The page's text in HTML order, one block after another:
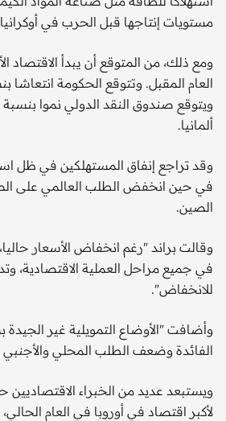
مستويات إنتاجها قبل الحرب في
ومع ذلك، من المتوقع أن يبدأ الاقتصاد
ألمانيا.
وقد تراجع إنفاق المستهلكين في ظل
في حين انخفض الطلب العالمي على
الصين.
وقالت براند "رغم انخفاض الأسعار حاليا،
في جميع مراحل العملية الاقتصادية،
للانخفاض".
وأضافت "الأوضاع التمويلية غير
الفائدة وضعف الطلب المحلي والأجنبي
ويستبعد عديد من الخبراء
لأكبر اقتصاد في أوروبا في العام